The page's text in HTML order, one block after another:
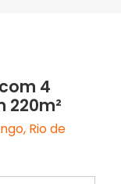
4
220m²
Rio de